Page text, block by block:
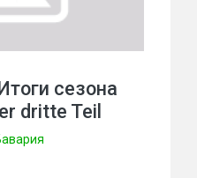
сезона
dritte Teil